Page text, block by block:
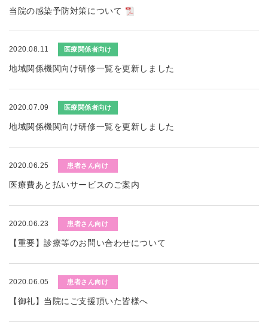
当院の感染予防対策について
2020.08.11 医療関係者向け
地域関係機関向け研修一覧を更新しました
2020.07.09 医療関係者向け
地域関係機関向け研修一覧を更新しました
2020.06.25 患者さん向け
医療費あと払いサービスのご案内
2020.06.23 患者さん向け
【重要】診療等のお問い合わせについて
2020.06.05 患者さん向け
【御礼】当院にご支援頂いた皆様へ